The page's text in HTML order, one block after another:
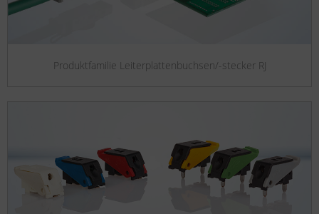
Produktfamilie Leiterplattenbuchsen/-stecker RJ